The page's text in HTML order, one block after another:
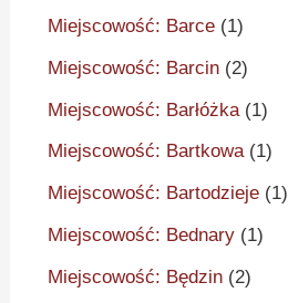
Miejscowość: Barce (1)
Miejscowość: Barcin (2)
Miejscowość: Barłóżka (1)
Miejscowość: Bartkowa(1)
Miejscowość: Bartodzieje (1)
Miejscowość: Bednary (1)
Miejscowość: Będzin (2)